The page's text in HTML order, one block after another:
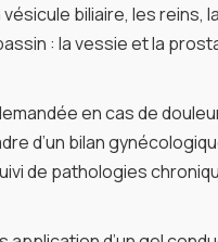
biliaire, les reins,
: la vessie et la
en cas de
d’un bilan
de pathologies